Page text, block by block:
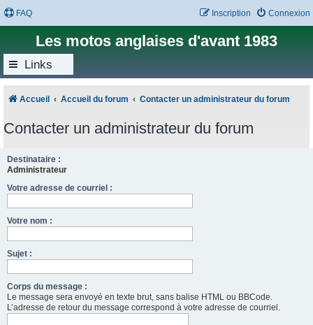
FAQ Connexion
Inscription
Les motos anglaises d'avant 1983
Links
Accueil Accueil du forum Contacter un administrateur du forum
Contacter un administrateur du forum
Destinataire :
Administrateur
Votre adresse de courriel :
Votre nom :
Sujet :
Corps du message :
Le message sera envoyé en texte brut, sans balise HTML ou BBCode.
L’adresse de retour du message correspond à votre adresse de courriel.